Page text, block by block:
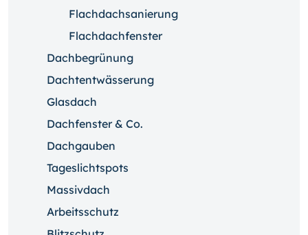
Flachdachsanierung
Flachdachfenster
Dachbegrünung
Dachtentwässerung
Glasdach
Dachfenster & Co.
Dachgauben
Tageslichtspots
Massivdach
Arbeitsschutz